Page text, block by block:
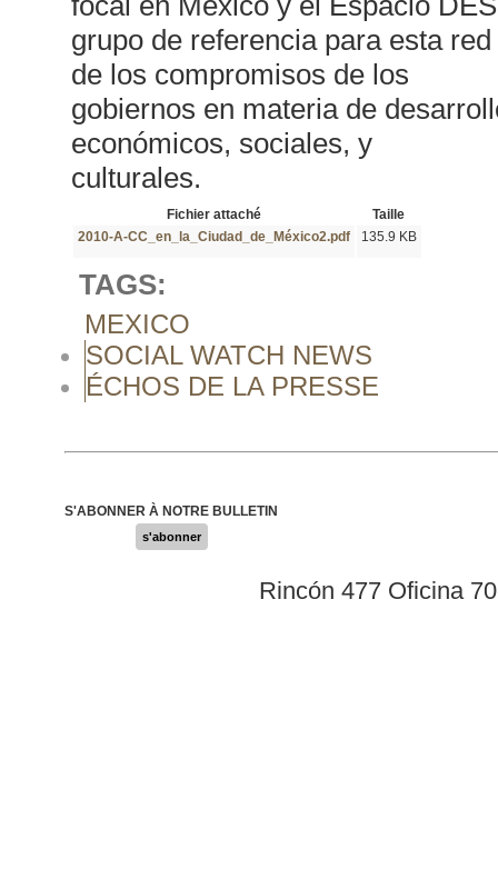
grupo de referencia para esta
de los compromisos de los
gobiernos en materia de
económicos, sociales, y
culturales.
Fichier attaché
Taille
2010-A-CC_en_la_Ciudad_de_México2.pdf
135.9 KB
TAGS:
MEXICO
SOCIAL WATCH NEWS
ÉCHOS DE LA PRESSE
S'ABONNER À NOTRE BULLETIN
s'abonner
Rincón 477 Oficina